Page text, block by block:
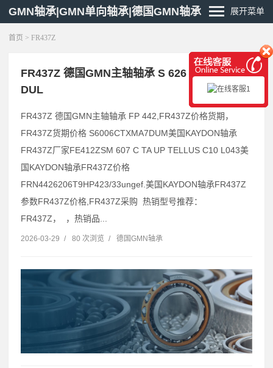
GMN轴承|GMN单向轴承|德国GMN轴承 展开菜单
首页 > FR437Z
FR437Z 德国GMN主轴轴承 S 626 C TA HG
DUL
FR437Z 德国GMN主轴轴承 FP 442,FR437Z价格货期，
FR437Z货期价格 S6006CTXMA7DUM美国KAYDON轴承
FR437Z厂家FE412ZSM 607 C TA UP TELLUS C10 L043美
国KAYDON轴承FR437Z价格
FRN4426206T9HP423/33ungef.美国KAYDON轴承FR437Z
参数FR437Z价格,FR437Z采购 热销型号推荐：
FR437Z， ，热销品...
2026-03-29 / 80 次浏览 / 德国GMN轴承